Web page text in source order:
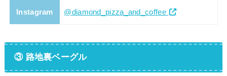
Instagram @diamond_pizza_and_coffee
③ 路地裏ベーグル